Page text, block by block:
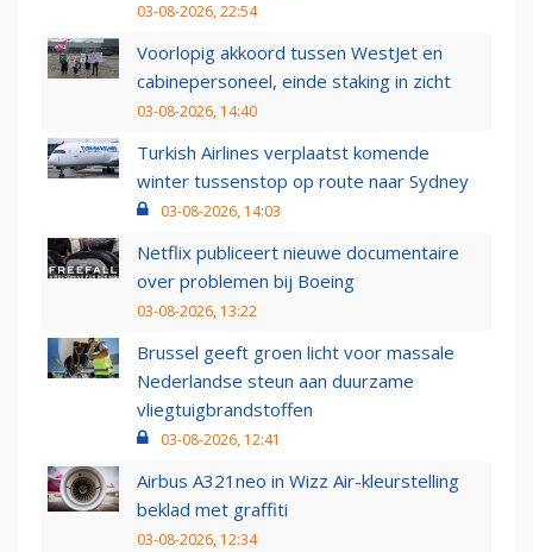
03-08-2026, 22:54
Voorlopig akkoord tussen WestJet en
cabinepersoneel, einde staking in zicht
03-08-2026, 14:40
Turkish Airlines verplaatst komende
winter tussenstop op route naar Sydney
03-08-2026, 14:03
Netflix publiceert nieuwe documentaire
over problemen bij Boeing
03-08-2026, 13:22
Brussel geeft groen licht voor massale
Nederlandse steun aan duurzame
vliegtuigbrandstoffen
03-08-2026, 12:41
Airbus A321neo in Wizz Air-kleurstelling
beklad met graffiti
03-08-2026, 12:34